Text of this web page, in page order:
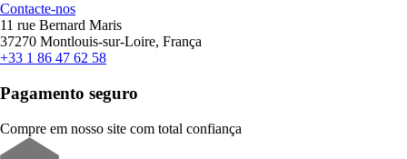
Contacte-nos
11 rue Bernard Maris
37270 Montlouis-sur-Loire, França
+33 1 86 47 62 58
Pagamento seguro
Compre em nosso site com total confiança